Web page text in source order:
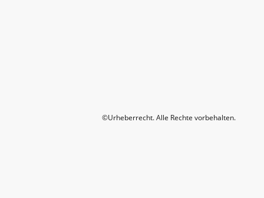
©Urheberrecht. Alle Rechte vorbehalten.